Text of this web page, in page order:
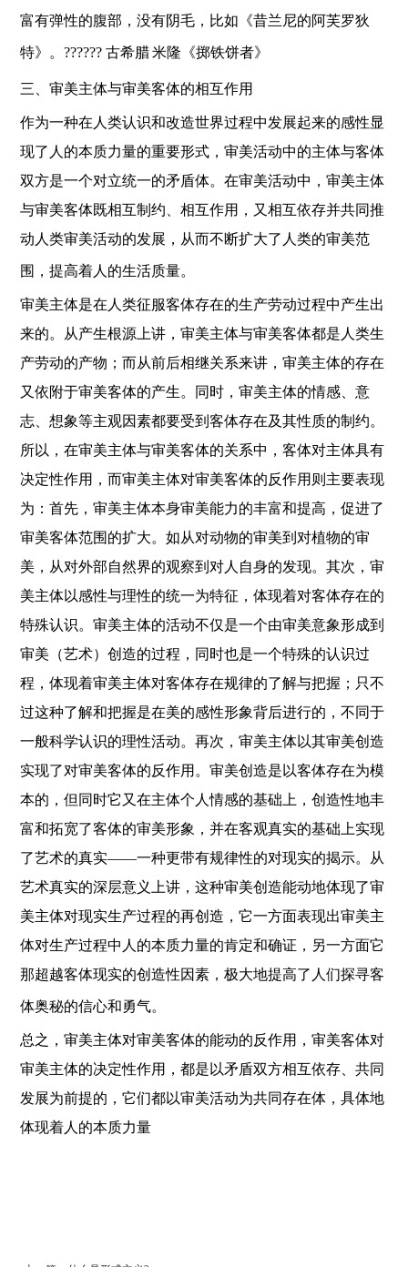
富有弹性的腹部，没有阴毛，比如《昔兰尼的阿芙罗狄
特》。??????古希腊 米隆《掷铁饼者》
三、审美主体与审美客体的相互作用
作为一种在人类认识和改造世界过程中发展起来的感性显
现了人的本质力量的重要形式，审美活动中的主体与客体
双方是一个对立统一的矛盾体。在审美活动中，审美主体
与审美客体既相互制约、相互作用，又相互依存并共同推
动人类审美活动的发展，从而不断扩大了人类的审美范
围，提高着人的生活质量。
审美主体是在人类征服客体存在的生产劳动过程中产生出
来的。从产生根源上讲，审美主体与审美客体都是人类生
产劳动的产物；而从前后相继关系来讲，审美主体的存在
又依附于审美客体的产生。同时，审美主体的情感、意
志、想象等主观因素都要受到客体存在及其性质的制约。
所以，在审美主体与审美客体的关系中，客体对主体具有
决定性作用，而审美主体对审美客体的反作用则主要表现
为：首先，审美主体本身审美能力的丰富和提高，促进了
审美客体范围的扩大。如从对动物的审美到对植物的审
美，从对外部自然界的观察到对人自身的发现。其次，审
美主体以感性与理性的统一为特征，体现着对客体存在的
特殊认识。审美主体的活动不仅是一个由审美意象形成到
审美（艺术）创造的过程，同时也是一个特殊的认识过
程，体现着审美主体对客体存在规律的了解与把握；只不
过这种了解和把握是在美的感性形象背后进行的，不同于
一般科学认识的理性活动。再次，审美主体以其审美创造
实现了对审美客体的反作用。审美创造是以客体存在为模
本的，但同时它又在主体个人情感的基础上，创造性地丰
富和拓宽了客体的审美形象，并在客观真实的基础上实现
了艺术的真实——一种更带有规律性的对现实的揭示。从
艺术真实的深层意义上讲，这种审美创造能动地体现了审
美主体对现实生产过程的再创造，它一方面表现出审美主
体对生产过程中人的本质力量的肯定和确证，另一方面它
那超越客体现实的创造性因素，极大地提高了人们探寻客
体奥秘的信心和勇气。
总之，审美主体对审美客体的能动的反作用，审美客体对
审美主体的决定性作用，都是以矛盾双方相互依存、共同
发展为前提的，它们都以审美活动为共同存在体，具体地
体现着人的本质力量